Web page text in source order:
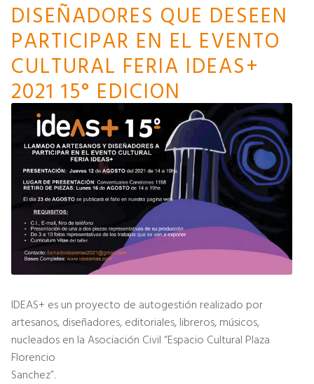
DISEÑADORES QUE DESEEN
PARTICIPAR EN EL EVENTO
CULTURAL FERIA IDEAS+
2021 15° EDICION
IDEAS+ es un proyecto de autogestión realizado por
artesanos, diseñadores, editoriales, libreros, músicos,
nucleados en la Asociación Civil “Espacio Cultural Plaza
Florencio
Sanchez”.